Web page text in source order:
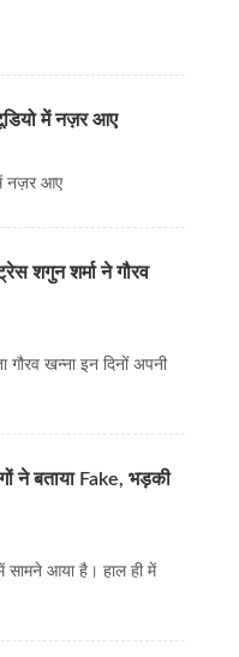
में नज़र आए
में नज़र आए
शगुन शर्मा ने गौरव
खन्ना इन दिनों अपनी
ने बताया Fake, भड़की
सामने आया है। हाल ही में